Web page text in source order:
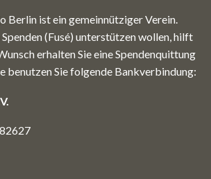
Berlin ist ein gemeinnütziger Verein.
Spenden (Fusé) unterstützen wollen, hilft
erhalten Sie eine Spendenquittung
benutzen Sie folgende Bankverbindung: